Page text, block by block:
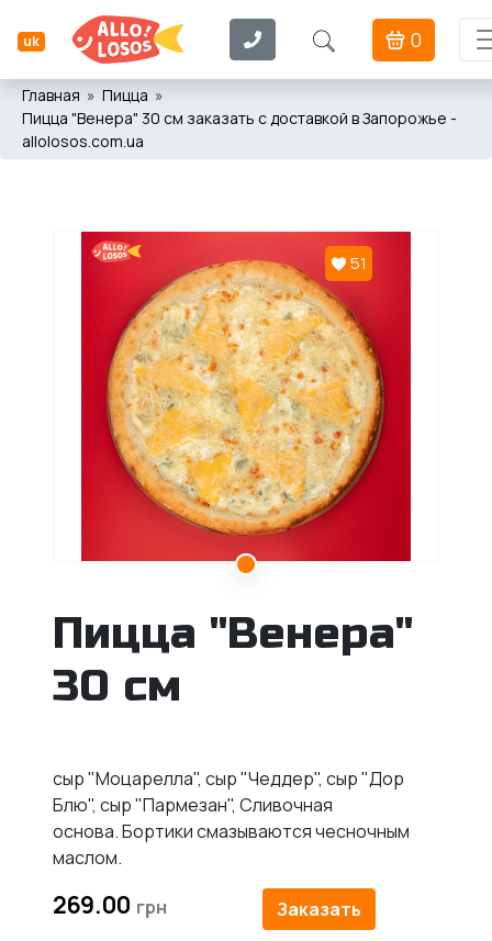
uk 0
Главная
Пицца
Пицца "Венера" 30 см заказать с доставкой в Запорожье -
allolosos.com.ua
51
Пицца "Венера"
30 см
сыр "Моцарелла", сыр "Чеддер", сыр "Дор
Блю", сыр "Пармезан", Сливочная
основа.Бортики смазываются чесночным
маслом.
269.00
Заказать